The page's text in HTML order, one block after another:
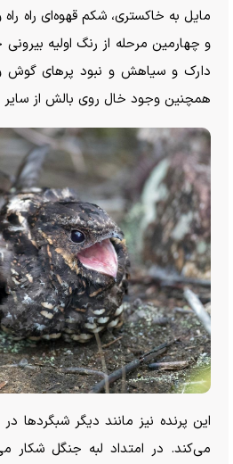
مایل به خاکستری، شکم قهوه‌ای راه
و چهارمین مرحله از رنگ اولیه
دارک و سیاهش و نبود پر‌های
همچنین وجود خال روی بالش از سایر
این پرنده نیز مانند دیگر شبگرد‌ها
می‌کند. در امتداد لبه جنگل شکار